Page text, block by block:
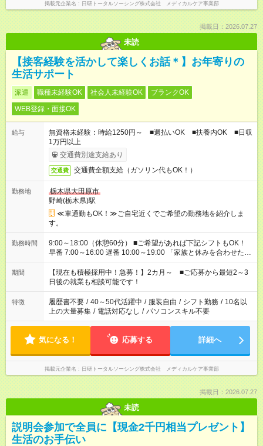
掲載元企業名 日研トータルソーシング株式会社 メディカルケア事業部
掲載日：2026.07.27
未読
【接客経験を活かして楽しくお話＊】お年寄りの
生活サポート
派遣 職種未経験OK 社会人未経験OK
ブランクOK
WEB登録・面接OK
給与
無資格未経験：時給1250円～ ■週払いOK ■扶養内OK ■日収
1万円以上
交通費別途支給あり
交通費 交通費全額支給（ガソリン代もOK！）
勤務地
栃木県大田原市
野崎(栃木県)駅
≪車通勤もOK！≫ご自宅近くでご希望の勤務地を紹介しま
す。
勤務時間
9:00～18:00（休憩60分） ■ご希望があれば下記シフトもOK！
早番 7:00～16:00 遅番 10:00～19:00 「家族と休みを合わせた
い」 「余裕を持って夕飯の準備がしたい」 「できれば残業はし
たくない」 など、ご希望を教えてくださいね。 ※Wワーク希望
の方へ 今ご覧のお仕事で希望する勤務時間と、もう1つのお仕事
の勤務時間。 合計で週40時間を超える場合は応募できません。
期間
【現在も積極採用中！急募！】2カ月～ ■ご応募から最短2～3
日後の就業も相談可能です！
特徴 履歴書不要 / 40～50代活躍中 / 服装自由 / シフト勤務 / 10名以
上の大量募集 / 電話対応なし / パソコンスキル不要
気になる！ 応募する 詳細へ
掲載元企業名 日研トータルソーシング株式会社 メディカルケア事業部
掲載日：2026.07.27
未読
説明会参加で全員に【現金2千円相当プレゼント】
生活のお手伝い